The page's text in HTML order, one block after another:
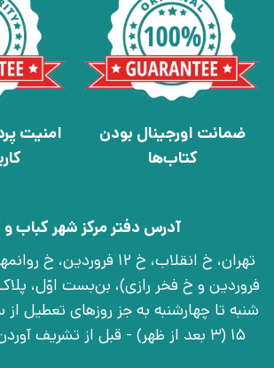
ضمانت اورجینال بودن
کتاب‌ها
امنیت
آدرس دفتر مرکز شهر کباب
15 (3 بعد از ظهر) - قبل از تشریف آوردن تماس بگیرید